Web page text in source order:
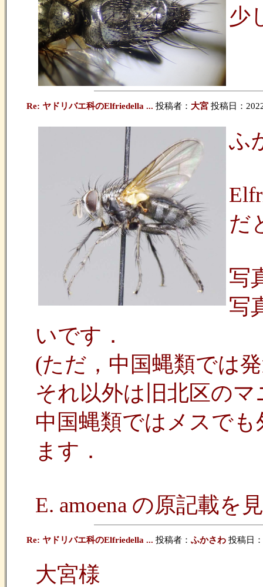
少
Re: ヤドリバエ科のElfriedella ... 投稿者： 大宮 投稿日：
ふ
だ
写
写
いです．
(ただ，中国蝿類では
それ以外は旧北区の
中国蝿類ではメスで
ます．
E. amoena の原記載
Re: ヤドリバエ科のElfriedella ... 投稿者： ふかさわ 投稿日
大宮様